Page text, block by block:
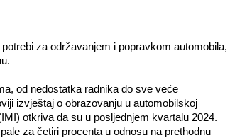
za održavanjem i popravkom automobila,
od nedostatka radnika do sve veće
izvještaj o obrazovanju u automobilskoj
otkriva da su u posljednjem kvartalu 2024.
za četiri procenta u odnosu na prethodnu